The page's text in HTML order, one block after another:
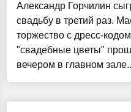
Александр Горчилин
свадьбу в третий раз.
торжество с дресс-кодом
"свадебные цветы"
вечером в главном